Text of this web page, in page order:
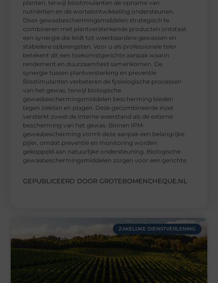
planten, terwijl biostimulanten de opname van
nutriënten en de wortelontwikkeling ondersteunen.
Door gewasbeschermingsmiddelen strategisch te
combineren met plantversterkende producten ontstaat
een synergie die leidt tot weerbaardere gewassen en
stabielere opbrengsten. Voor u als professionele teler
betekent dit een toekomstgerichte aanpak waarin
rendement en duurzaamheid samenkomen. De
synergie tussen plantversterking en preventie
Biostimulanten verbeteren de fysiologische processen
van het gewas, terwijl biologische
gewasbeschermingsmiddelen bescherming bieden
tegen ziekten en plagen. Deze gecombineerde inzet
versterkt zowel de interne weerstand als de externe
bescherming van het gewas. Binnen IPM-
gewasbescherming vormt deze aanpak een belangrijke
pijler, omdat preventie en monitoring worden
gekoppeld aan natuurlijke ondersteuning. Biologische
gewasbeschermingsmiddelen zorgen voor een gerichte
GEPUBLICEERD DOOR GROTEBOMENCHEQUE.NL
ZAKELIJKE DIENSTVERLENING